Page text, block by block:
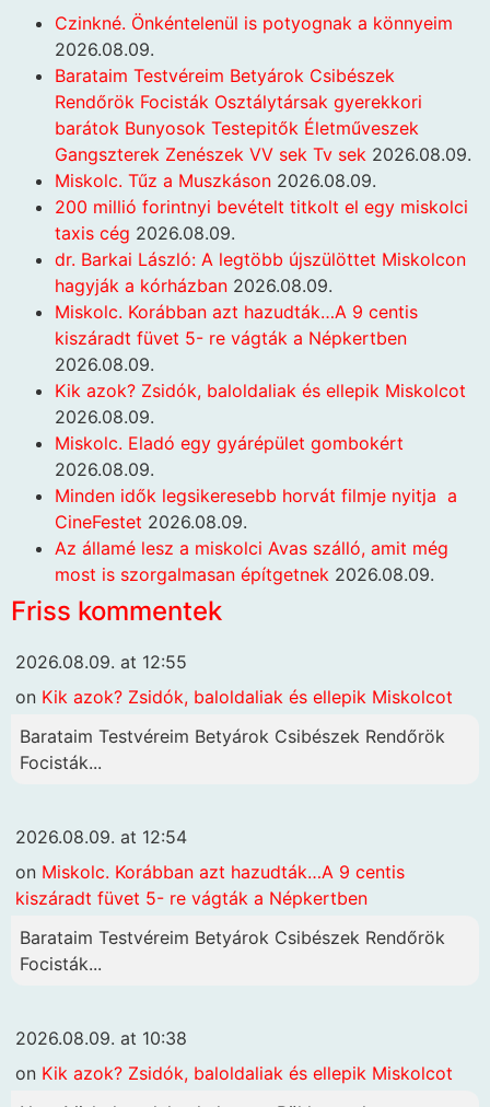
Czinkné. Önkéntelenül is potyognak a könnyeim
2026.08.09.
Barataim Testvéreim Betyárok Csibészek
Rendőrök Focisták Osztálytársak gyerekkori
barátok Bunyosok Testepitők Életműveszek
Gangszterek Zenészek VV sek Tv sek 2026.08.09.
Miskolc. Tűz a Muszkáson 2026.08.09.
200 millió forintnyi bevételt titkolt el egy miskolci
taxis cég 2026.08.09.
dr. Barkai László: A legtöbb újszülöttet Miskolcon
hagyják a kórházban 2026.08.09.
Miskolc. Korábban azt hazudták…A 9 centis
kiszáradt füvet 5- re vágták a Népkertben
2026.08.09.
Kik azok? Zsidók, baloldaliak és ellepik Miskolcot
2026.08.09.
Miskolc. Eladó egy gyárépület gombokért
2026.08.09.
Minden idők legsikeresebb horvát filmje nyitja a
CineFestet 2026.08.09.
Az államé lesz a miskolci Avas szálló, amit még
most is szorgalmasan építgetnek 2026.08.09.
Friss kommentek
2026.08.09. at 12:55
on Kik azok? Zsidók, baloldaliak és ellepik Miskolcot
Barataim Testvéreim Betyárok Csibészek Rendőrök
Focisták...
2026.08.09. at 12:54
on Miskolc. Korábban azt hazudták…A 9 centis
kiszáradt füvet 5- re vágták a Népkertben
Barataim Testvéreim Betyárok Csibészek Rendőrök
Focisták...
2026.08.09. at 10:38
on Kik azok? Zsidók, baloldaliak és ellepik Miskolcot